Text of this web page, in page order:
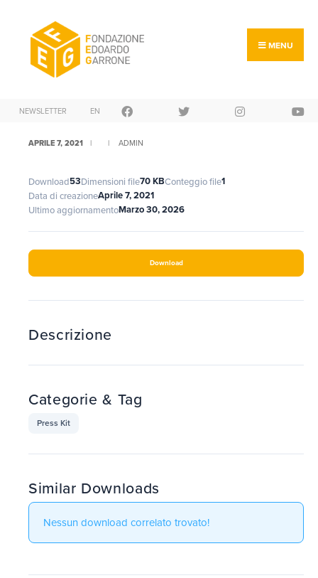
content
MENU
NEWSLETTER EN
APRILE 7, 2021 | | ADMIN
Download53Dimensioni file70 KBConteggio file1
Data di creazioneAprile 7, 2021
Ultimo aggiornamentoMarzo 30, 2026
Download
Descrizione
Categorie & Tag
Press Kit
Similar Downloads
Nessun download correlato trovato!
for: